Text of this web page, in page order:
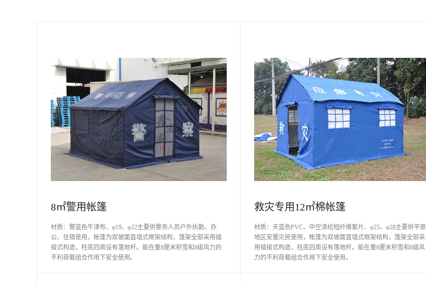
8㎡警用帐篷
材质：警蓝色牛津布、φ19、φ22主要供警务人员户外执勤、办
公、住宿使用，帐篷为双坡面直墙式框架结构，篷架全部采用插
接式构造，柱底四周设有落地杆。能在重8厘米积雪和8级风力的
不利荷载组合作用下安全使用。
救灾专用12㎡棉帐篷
材质：天蓝色PVC、中空涤纶短纤维絮片、φ25、φ28主要供平原
地区安置灾民使用，帐篷为双坡面直墙式框架结构，篷架全部采
用插接式构造，柱底四周设有落地杆。能在重8厘米积雪和8级风
力的不利荷载组合作用下安全使用。